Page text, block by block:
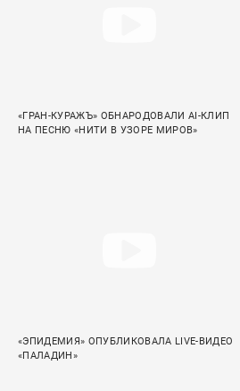
«ГРАН-КУРАЖЪ» ОБНАРОДОВАЛИ AI-КЛИП
НА ПЕСНЮ «НИТИ В УЗОРЕ МИРОВ»
«ЭПИДЕМИЯ» ОПУБЛИКОВАЛА LIVE-ВИДЕО
«ПАЛАДИН»